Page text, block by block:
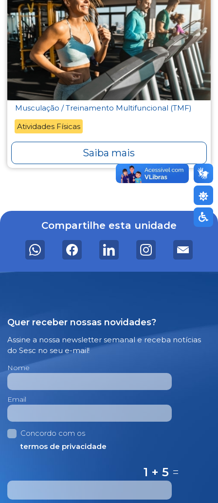
Musculação / Treinamento Multifuncional (TMF)
Atividades Físicas
Saiba mais
Compartilhe esta unidade
Quer receber nossas novidades?
Assine a nossa newsletter semanal e receba notícias
do Sesc no seu e-mail!
Nome
Email
Concordo com os
termos de privacidade
1 + 5 =